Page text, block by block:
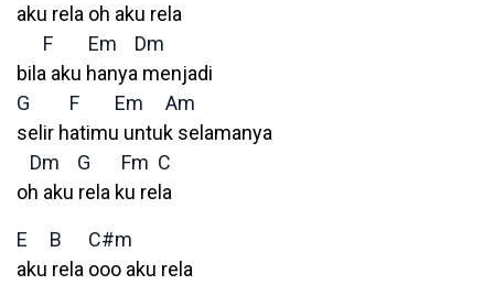
aku rela oh aku rela
F
Em
Dm
bila aku hanya menjadi
G
F Em
Am
selir hatimu untuk selamanya
Dm
G Fm C
oh aku rela ku rela
E B
C#m
aku rela ooo aku rela